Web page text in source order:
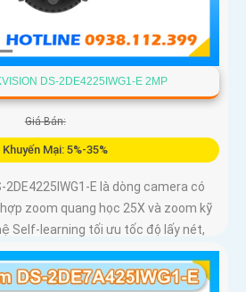
DS-2DE4225IWG1-E 2MP
Giá Bán:
Khuyến Mại: 5%-35%
2DE4225IWG1-E là dòng camera có
zoom quang học 25X và zoom kỹ
Self-learning tối ưu tốc độ lấy nét,
trợ nhận diện người và phương
mặt đồng thời